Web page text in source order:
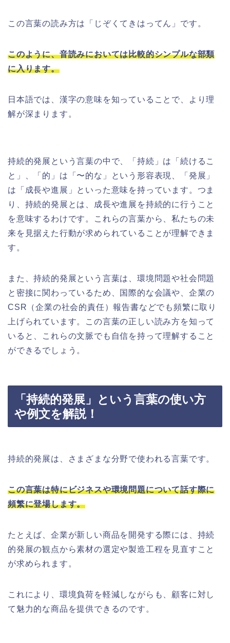
この言葉の読み方は「じぞくてきはってん」です。
このように、音読みにおいては比較的シンプルな部類
に入ります。
日本語では、漢字の意味を知っていることで、より理
解が深まります。
持続的発展という言葉の中で、「持続」は「続けるこ
と」、「的」は「〜的な」という形容表現、「発展」
は「成長や進展」といった意味を持っています。つま
り、持続的発展とは、成長や進展を持続的に行うこと
を意味するわけです。これらの言葉から、私たちの未
来を見据えた行動が求められていることが理解できま
す。
また、持続的発展という言葉は、環境問題や社会問題
と密接に関わっているため、国際的な会議や、企業の
CSR（企業の社会的責任）報告書などでも頻繁に取り
上げられています。この言葉の正しい読み方を知って
いると、これらの文脈でも自信を持って理解すること
ができるでしょう。
「持続的発展」という言葉の使い方
や例文を解説！
持続的発展は、さまざまな分野で使われる言葉です。
この言葉は特にビジネスや環境問題について話す際に
頻繁に登場します。
たとえば、企業が新しい商品を開発する際には、持続
的発展の観点から素材の選定や製造工程を見直すこと
が求められます。
これにより、環境負荷を軽減しながらも、顧客に対し
て魅力的な商品を提供できるのです。